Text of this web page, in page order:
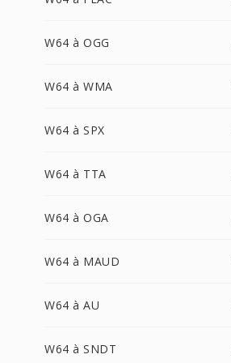
W64 à OGG
W64 à WMA
W64 à SPX
W64 à TTA
W64 à OGA
W64 à MAUD
W64 à AU
W64 à SNDT